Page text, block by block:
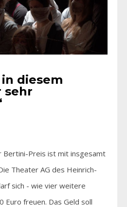
diesem
sehr
Bertini-Preis ist mit insgesamt
Theater AG des Heinrich-
sich - wie vier weitere
Euro freuen. Das Geld soll